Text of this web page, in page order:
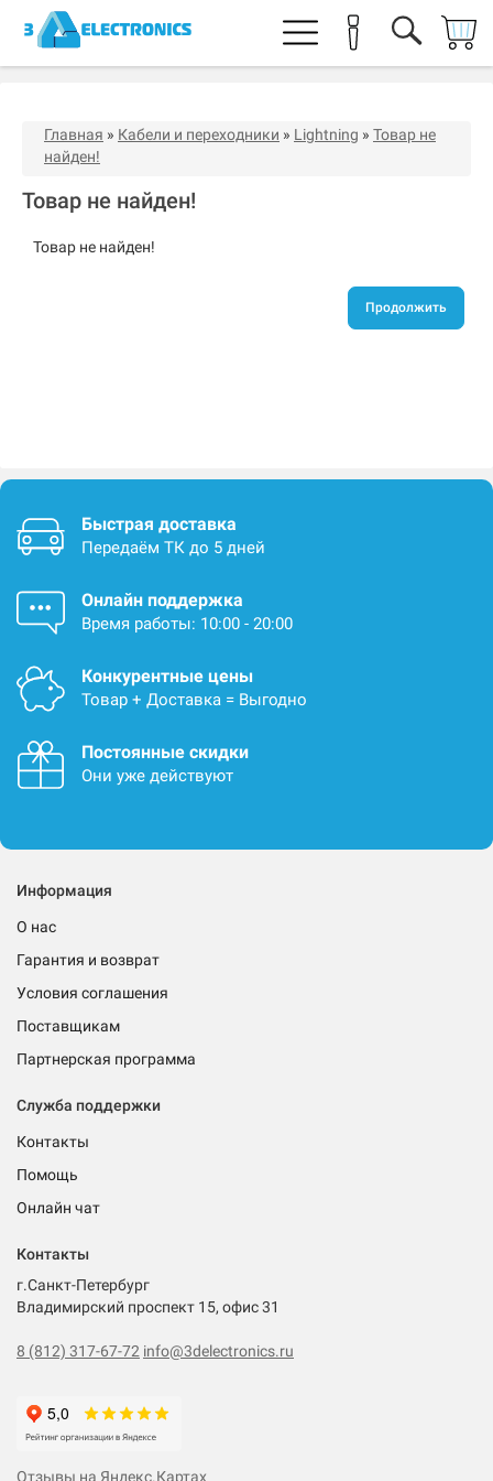
Главная » Кабели и переходники » Lightning » Товар не
найден!
Товар не найден!
Товар не найден!
Продолжить
Быстрая доставка
Передаём ТК до 5 дней
Онлайн поддержка
Время работы: 10:00 - 20:00
Конкурентные цены
Товар + Доставка = Выгодно
Постоянные скидки
Они уже действуют
Информация
О нас
Гарантия и возврат
Условия соглашения
Поставщикам
Партнерская программа
Служба поддержки
Контакты
Помощь
Онлайн чат
Контакты
г.Санкт-Петербург
Владимирский проспект 15, офис 31
8 (812) 317-67-72 info@3delectronics.ru
Отзывы на Яндекс.Картах